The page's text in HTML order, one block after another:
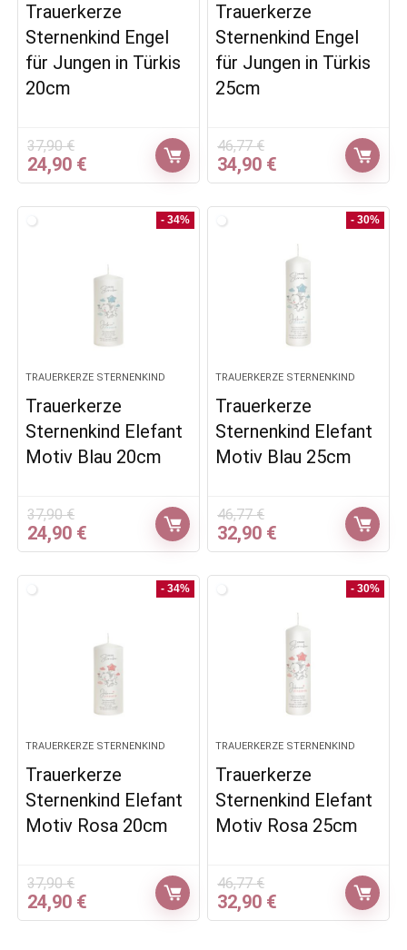
Trauerkerze
Sternenkind Engel
für Jungen in Türkis
20cm
37,90€
Ursprünglicher
Preis
37,90 €
24,90 € Aktueller
Preis
Trauerkerze
Sternenkind Engel
für Jungen in Türkis
25cm
46,77€
Ursprünglicher
Preis
46,77 €
34,90 € Aktueller
Preis
- 34%
TRAUERKERZE STERNENKIND
Trauerkerze
Sternenkind Elefant
Motiv Blau 20cm
37,90€
Ursprünglicher
Preis
37,90 €
24,90 € Aktueller
Preis
- 30%
TRAUERKERZE STERNENKIND
Trauerkerze
Sternenkind Elefant
Motiv Blau 25cm
46,77€
Ursprünglicher
Preis
46,77 €
32,90 € Aktueller
Preis
- 34%
TRAUERKERZE STERNENKIND
Trauerkerze
Sternenkind Elefant
Motiv Rosa 20cm
37,90€
Ursprünglicher
Preis
24,90 € Aktueller
Preis
- 30%
TRAUERKERZE STERNENKIND
Trauerkerze
Sternenkind Elefant
Motiv Rosa 25cm
46,77€
Ursprünglicher
Preis
32,90 € Aktueller
Preis